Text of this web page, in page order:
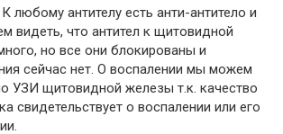
любому антителу есть анти-антитело и
видеть, что антител к щитовидной
но все они блокированы и
сейчас нет. О воспалении мы можем
УЗИ щитовидной железы т.к. качество
свидетельствует о воспалении или его